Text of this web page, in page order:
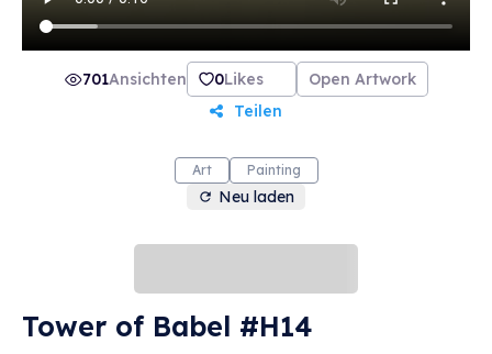
701Ansichten 0Likes
Open Artwork
Teilen
Art Painting
Neu laden
Tower of Babel #H14